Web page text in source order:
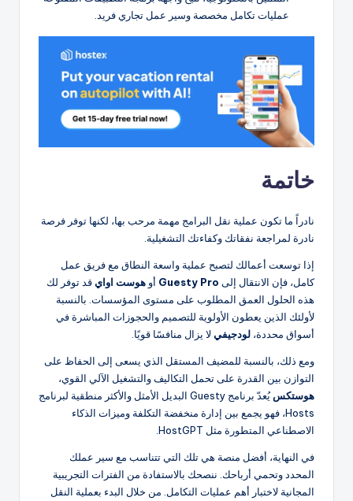
عمليات تكامل مخصصة وسير عمل تجاري فريد.
خاتمة
نادراً ما تكون عملية نقل البرامج مهمة مرحب بها، لكنها توفر فرصة
نادرة لمراجعة نفقاتك وكفاءتك التشغيلية.
إذا توسعت أعمالك لتصبح عملية واسعة النطاق مع فريق عمل
كامل، فإن الانتقال إلى Guesty Pro أو هوست اوايقد توفر لك
هذه الحلول العمق المطلوب على مستوى المؤسسات. بالنسبة
لأولئك الذين يعطون الأولوية للتصميم والحجوزات المباشرة في
أسواق محددة، لودجيفيلا يزال منافسًا قويًا.
ومع ذلك، بالنسبة للمضيف المستقل الذي يسعى إلى الحفاظ على
التوازن بين القدرة على تحمل التكاليف والتشغيل الآلي القوي،
هوستكس
يُعدّ برنامج Guesty البديل الأمثل والأكثر منطقية لبرنامج
Hosts، فهو يجمع بين إدارة منخفضة التكلفة وميزات الذكاء
الاصطناعي المتطورة مثل HostGPT.
في النهاية، أفضل منصة هي تلك التي تتناسب مع سير عملك
المحدد وتحمي أرباحك. ننصحك بالاستفادة من الفترات التجريبية
المجانية لاختبار أهم عمليات التكامل. من خلال البدء بعملية النقل